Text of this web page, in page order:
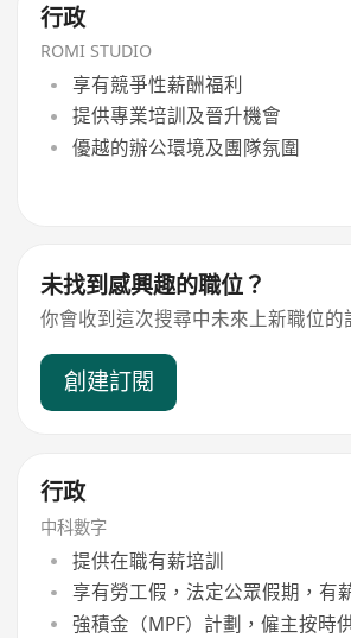
行政
ROMI STUDIO
享有競爭性薪酬福利
提供專業培訓及晉升機會
優越的辦公環境及團隊氛圍
未找到感興趣的職位？
你會收到這次搜尋中未來上新職位的
創建訂閱
行政
中科數字
提供在職有薪培訓
享有勞工假，法定公眾假期，有
強積金（MPF）計劃，僱主按時